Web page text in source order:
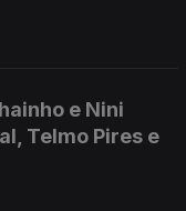
e Nini
Telmo Pires e